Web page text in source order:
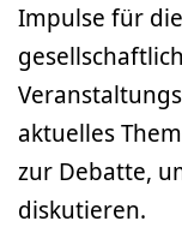
Impulse für
aktuelles
zur Debatte,
diskutieren.